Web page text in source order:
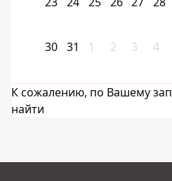
30 31 1 2 3 4
К сожалению, по Вашему
найти